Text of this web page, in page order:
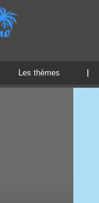
Les thèmes